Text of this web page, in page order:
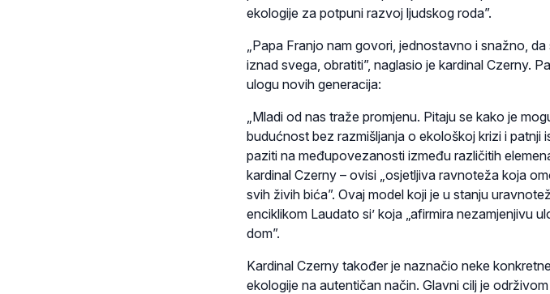
ekologije za potpuni razvoj ljudskog roda”.
„Papa Franjo nam govori, jednostavno i snažno,
iznad svega, obratiti”, naglasio je kardinal Czerny.
ulogu novih generacija:
„Mladi od nas traže promjenu. Pitaju se kako je
budućnost bez razmišljanja o ekološkoj krizi i patnji
paziti na međupovezanosti između različitih
kardinal Czerny – ovisi „osjetljiva ravnoteža koja
svih živih bića”. Ovaj model koji je u stanju
enciklikom Laudato si’ koja „afirmira nezamjenjivu
dom”.
Kardinal Czerny također je naznačio neke
ekologije na autentičan način. Glavni cilj je